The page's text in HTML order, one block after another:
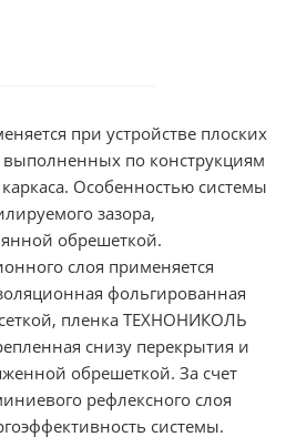
при устройстве плоских
по конструкциям
Особенностью системы
зазора,
обрешеткой.
слоя применяется
фольгированная
пленка ТЕХНОНИКОЛЬ
снизу перекрытия и
обрешеткой. За счет
рефлексного слоя
системы.